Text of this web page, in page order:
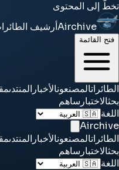
تخطَّ إلى المحتوى
Airchiveأرشيف
فتح القائمة
الطائراتالمصنعونالأخبار المنتدى
بحثالاختبار ساهم
اللغة
Airchive
الطائراتالمصنعونالأخبار المنتدى
بحثالاختبار ساهم
اللغة